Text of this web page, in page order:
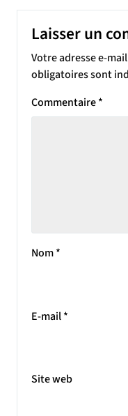
Laisser un
Votre adresse e-
obligatoires sont
Commentaire*
Nom*
E-mail*
Site web